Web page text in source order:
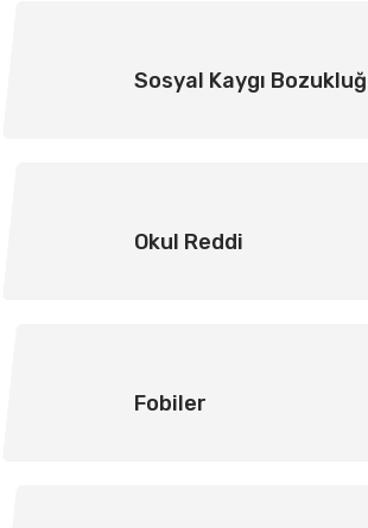
Sosyal Kaygı
Okul Reddi
Fobiler